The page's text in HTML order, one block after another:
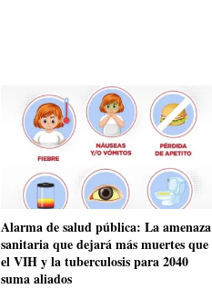
​Alarma de salud pública: La amenaza
sanitaria que dejará más muertes que
el VIH y la tuberculosis para 2040
suma aliados